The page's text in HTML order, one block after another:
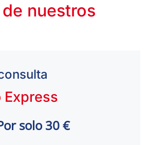
nuestros
solo 30 €